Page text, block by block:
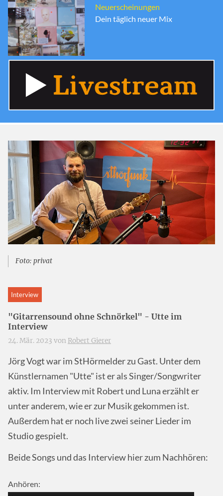
Neuerscheinungen
Dein täglich neuer Mix
Foto: privat
Interview
"Gitarrensound ohne Schnörkel" - Utte im
Interview
24. Mär. 2023 von Robert Gierer
Jörg Vogt war im StHörmelder zu Gast. Unter dem
Künstlernamen "Utte" ist er als Singer/Songwriter
aktiv. Im Interview mit Robert und Luna erzählt er
unter anderem, wie er zur Musik gekommen ist.
Außerdem hat er noch live zwei seiner Lieder im
Studio gespielt.
Beide Songs und das Interview hier zum Nachhören:
Anhören: